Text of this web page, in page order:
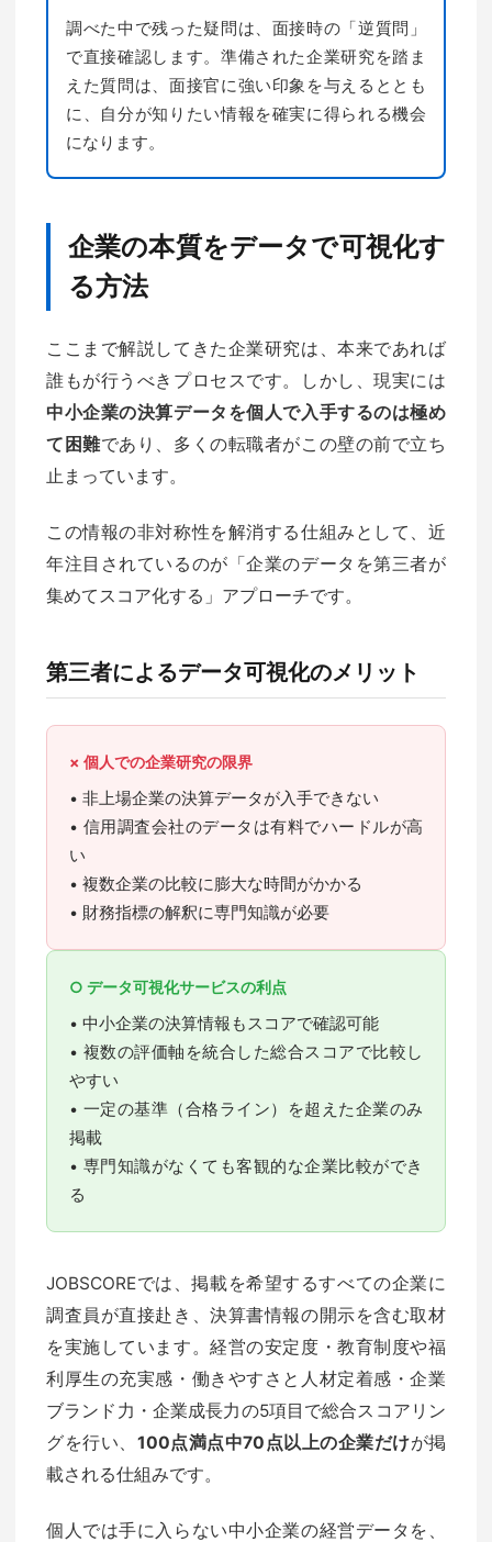
調べた中で残った疑問は、面接時の「逆質問」
で直接確認します。準備された企業研究を踏ま
えた質問は、面接官に強い印象を与えるととも
に、自分が知りたい情報を確実に得られる機会
になります。
企業の本質をデータで可視化す
る方法
ここまで解説してきた企業研究は、本来であれば
誰もが行うべきプロセスです。しかし、現実には
中小企業の決算データを個人で入手するのは極め
て困難であり、多くの転職者がこの壁の前で立ち
止まっています。
この情報の非対称性を解消する仕組みとして、近
年注目されているのが「企業のデータを第三者が
集めてスコア化する」アプローチです。
第三者によるデータ可視化のメリット
× 個人での企業研究の限界
• 非上場企業の決算データが入手できない
• 信用調査会社のデータは有料でハードルが高
い
• 複数企業の比較に膨大な時間がかかる
• 財務指標の解釈に専門知識が必要
○ データ可視化サービスの利点
• 中小企業の決算情報もスコアで確認可能
• 複数の評価軸を統合した総合スコアで比較し
やすい
• 一定の基準（合格ライン）を超えた企業のみ
掲載
• 専門知識がなくても客観的な企業比較ができ
る
JOBSCOREでは、掲載を希望するすべての企業に
調査員が直接赴き、決算書情報の開示を含む取材
を実施しています。経営の安定度・教育制度や福
利厚生の充実感・働きやすさと人材定着感・企業
ブランド力・企業成長力の5項目で総合スコアリン
グを行い、 100点満点中70点以上の企業だけが掲
載される仕組みです。
個人では手に入らない中小企業の経営データを、